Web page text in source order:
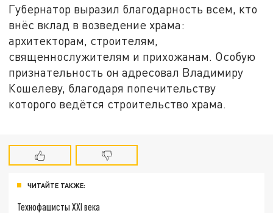
Губернатор выразил благодарность всем, кто
внёс вклад в возведение храма:
архитекторам, строителям,
священнослужителям и прихожанам. Особую
признательность он адресовал Владимиру
Кошелеву, благодаря попечительству
которого ведётся строительство храма.
ЧИТАЙТЕ ТАКЖЕ:
Технофашисты XXI века